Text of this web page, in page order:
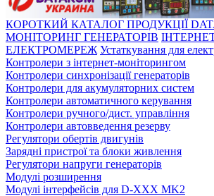
КОРОТКИЙ КАТАЛОГ ПРОДУКЦІЇ
МОНІТОРИНГ ГЕНЕРАТОРІВ
ЕЛЕКТРОМЕРЕЖ Устаткування для
Контролери з інтернет-моніторингом
Контролери синхронізації генераторів
Контролери для акумуляторних систем
Контролери автоматичного керування
Контролери ручного/дист. управління
Контролери автовведення резерву
Регулятори обертів двигунів
Зарядні пристрої та блоки живлення
Регулятори напруги генераторів
Модулі розширення
Модулі інтерфейсів для D-XXX MK2